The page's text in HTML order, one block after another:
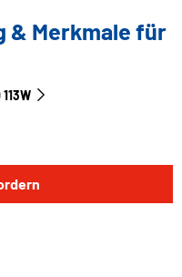
& Merkmale für